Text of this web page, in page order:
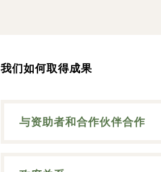
我们如何取得成果
与资助者和合作伙伴合作